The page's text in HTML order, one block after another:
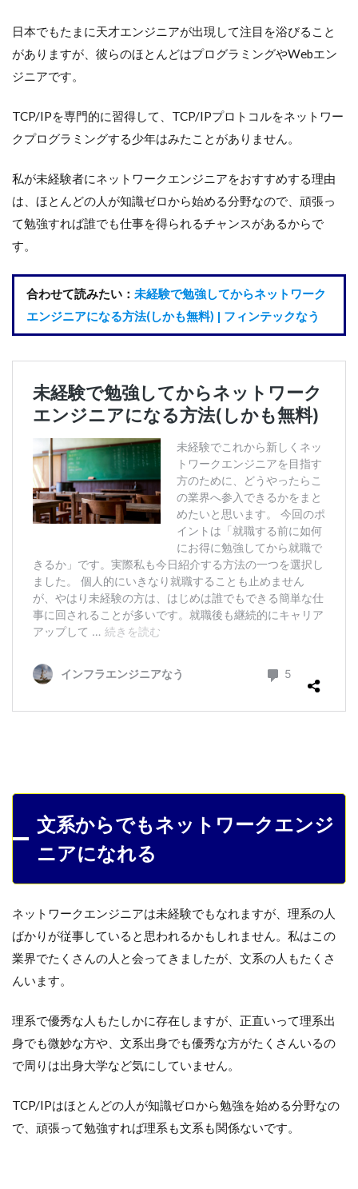
日本でもたまに天才エンジニアが出現して注目を浴びること
がありますが、彼らのほとんどはプログラミングやWebエン
ジニアです。
TCP/IPを専門的に習得して、TCP/IPプロトコルをネットワー
クプログラミングする少年はみたことがありません。
私が未経験者にネットワークエンジニアをおすすめする理由
は、ほとんどの人が知識ゼロから始める分野なので、頑張っ
て勉強すれば誰でも仕事を得られるチャンスがあるからで
す。
合わせて読みたい：未経験で勉強してからネットワーク
エンジニアになる方法(しかも無料) | フィンテックなう
文系からでもネットワークエンジ
ニアになれる
ネットワークエンジニアは未経験でもなれますが、理系の人
ばかりが従事していると思われるかもしれません。私はこの
業界でたくさんの人と会ってきましたが、文系の人もたくさ
んいます。
理系で優秀な人もたしかに存在しますが、正直いって理系出
身でも微妙な方や、文系出身でも優秀な方がたくさんいるの
で周りは出身大学など気にしていません。
TCP/IPはほとんどの人が知識ゼロから勉強を始める分野なの
で、頑張って勉強すれば理系も文系も関係ないです。